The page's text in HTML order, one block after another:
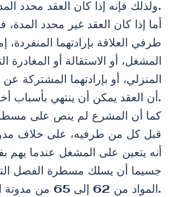
ولذلك فإنه إذا كان العقد محدد المدة، فإنه ينتهي بانتهاء مدته.
أما إذا كان العقد غير محدد
طرفي العلاقة بإرادتهما
المشغل، أو الاستقالة أو المغادرة
المنزلي، أو بإرادتهما المشتركة
أن العقد يمكن أن ينتهي بأسباب أخرى كموت العامل المنزلي.
كما أن المشرع لم ينص على
قبل كل من طرفيه، على خلاف
أنه يتعين على المشغل عندما يهم
جسيما أن يسلك مسطرة الفصل
المواد من 62 إلى 65 من مدونة الشغل.